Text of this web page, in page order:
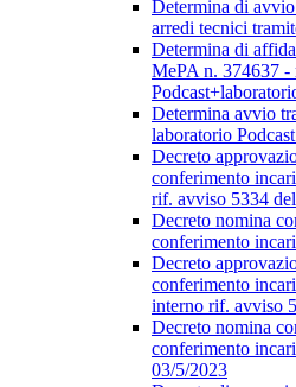
Determina di
arredi tecnici
Determina di
MePA n. 374637 -
Determina avvio
laboratorio
Decreto
conferimento
rif. avviso 5334
Decreto nomina
conferimento
Decreto
conferimento
interno rif. avviso
Decreto nomina
conferimento
03/5/2023